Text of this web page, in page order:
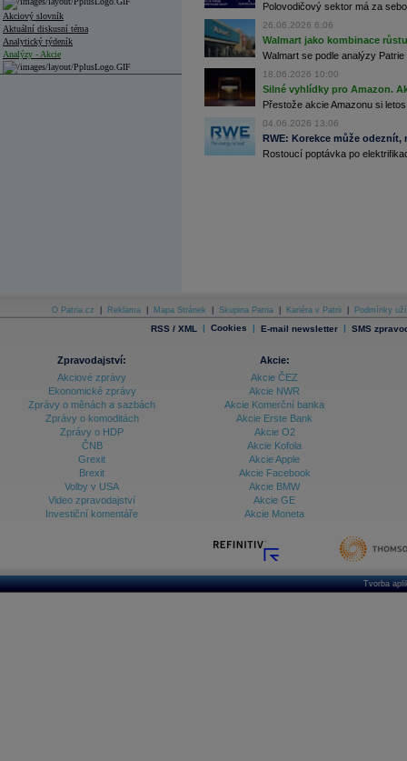
Akciový slovník
Aktuální diskusní téma
Analytický týdeník
Analýzy - Akcie
Archiv - Měnová politika
Archiv - Treasury alerty
Archiv - Vývoj české koruny
Archiv analýz - Makroukazatele
Ceny průmyslových výrobců - Data a prognózy
Ceny průmyslových výrobců - Graf (ČR)
Databanka - Akcie
Polovodičový sektor má za
26.06.2026 6:06
Walmart jako kombinace
Walmart se podle analýzy
18.06.2026 10:00
Silné vyhlídky pro Amazon.
Přestože akcie Amazonu si
04.06.2026 13:06
RWE: Korekce může
Rostoucí poptávka po
O Patria.cz Reklama Mapa Stránek Skupina Patria Kariéra v Patrii Podmínky
RSS / XML | Cookies | E-mail newsletter | SMS
Zpravodajství:
Akciové zprávy
Ekonomické zprávy
Zprávy o měnách a sazbách
Zprávy o komoditách
Zprávy o HDP
ČNB
Grexit
Brexit
Volby v USA
Video zpravodajství
Investiční komentáře
Akcie:
Akcie ČEZ
Akcie NWR
Akcie Komerční banka
Akcie Erste Bank
Akcie O2
Akcie Kofola
Akcie Apple
Akcie Facebook
Akcie BMW
Akcie GE
Akcie Moneta
Tvorba